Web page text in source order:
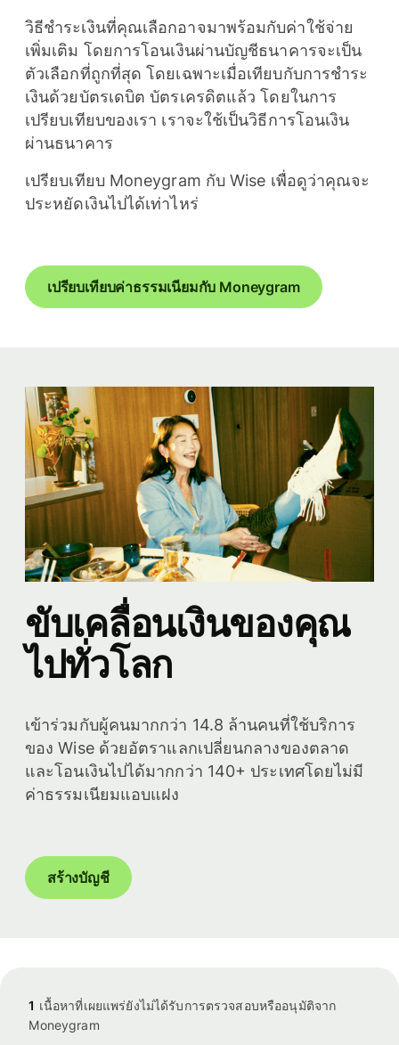
วิธีชำระเงินที่คุณเลือกอาจมาพร้อมกับค่าใช้จ่าย
เพิ่มเติม โดยการโอนเงินผ่านบัญชีธนาคารจะเป็น
ตัวเลือกที่ถูกที่สุด โดยเฉพาะเมื่อเทียบกับการชำระ
เงินด้วยบัตรเดบิต บัตรเครดิตแล้ว โดยในการ
เปรียบเทียบของเรา เราจะใช้เป็นวิธีการโอนเงิน
ผ่านธนาคาร
เปรียบเทียบ Moneygram กับ Wise เพื่อดูว่าคุณจะ
ประหยัดเงินไปได้เท่าไหร่
เปรียบเทียบค่าธรรมเนียมกับ Moneygram
ขับเคลื่อนเงินของคุณ
ไปทั่วโลก
เข้าร่วมกับผู้คนมากกว่า 14.8 ล้านคนที่ใช้บริการ
ของ Wise ด้วยอัตราแลกเปลี่ยนกลางของตลาด
และโอนเงินไปได้มากกว่า 140+ ประเทศโดยไม่มี
ค่าธรรมเนียมแอบแฝง
สร้างบัญชี
1 เนื้อหาที่เผยแพร่ยังไม่ได้รับการตรวจสอบหรืออนุมัติจาก
Moneygram